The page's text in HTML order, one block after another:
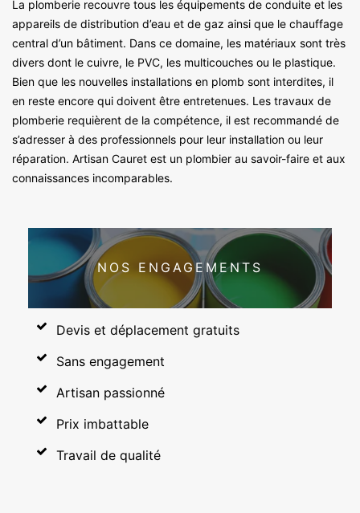
La plomberie recouvre tous les équipements de conduite et les
appareils de distribution d’eau et de gaz ainsi que le chauffage
central d’un bâtiment. Dans ce domaine, les matériaux sont très
divers dont le cuivre, le PVC, les multicouches ou le plastique.
Bien que les nouvelles installations en plomb sont interdites, il
en reste encore qui doivent être entretenues. Les travaux de
plomberie requièrent de la compétence, il est recommandé de
s’adresser à des professionnels pour leur installation ou leur
réparation. Artisan Cauret est un plombier au savoir-faire et aux
connaissances incomparables.
NOS ENGAGEMENTS
Devis et déplacement gratuits
Sans engagement
Artisan passionné
Prix imbattable
Travail de qualité